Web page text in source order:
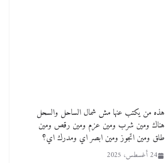
هذه من يكتب عنها مش شمال الساحل والسحل
هناك ومين شرب ومين عزم ومين رقص ومين
طلق ومين اتجوز ومين ابصر اي ومدرك اي؟
24 أغسطس، 2025